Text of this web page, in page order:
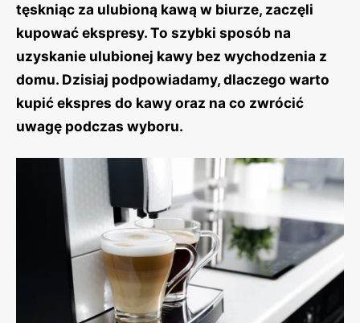
tęskniąc za ulubioną kawą w biurze, zaczęli
kupować ekspresy. To szybki sposób na
uzyskanie ulubionej kawy bez wychodzenia z
domu. Dzisiaj podpowiadamy, dlaczego warto
kupić ekspres do kawy oraz na co zwrócić
uwagę podczas wyboru.